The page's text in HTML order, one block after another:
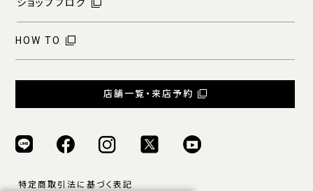
ショップブログ
HOW TO
店舗一覧・来店予約
特定商取引法に基づく表記